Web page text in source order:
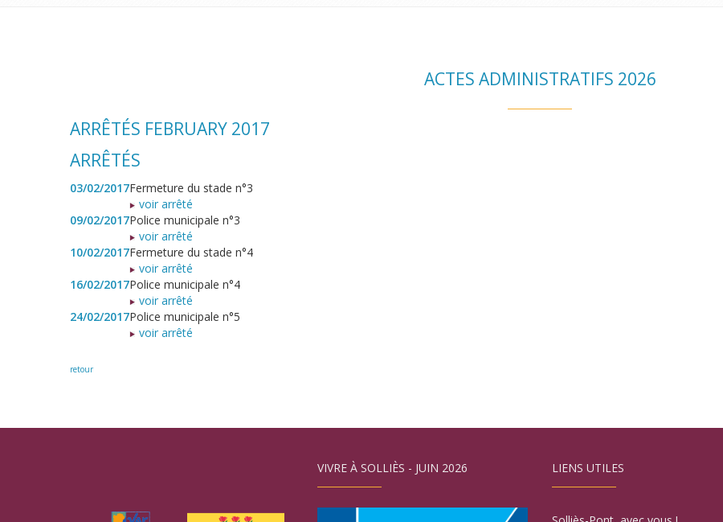
ACTES ADMINISTRATIFS 2026
ARRÊTÉS FEBRUARY 2017
ARRÊTÉS
03/02/2017Fermeture du stade n°3
voir arrêté
09/02/2017Police municipale n°3
voir arrêté
10/02/2017Fermeture du stade n°4
voir arrêté
16/02/2017Police municipale n°4
voir arrêté
24/02/2017Police municipale n°5
voir arrêté
retour
VIVRE À SOLLIÈS - JUIN 2026 LIENS UTILES